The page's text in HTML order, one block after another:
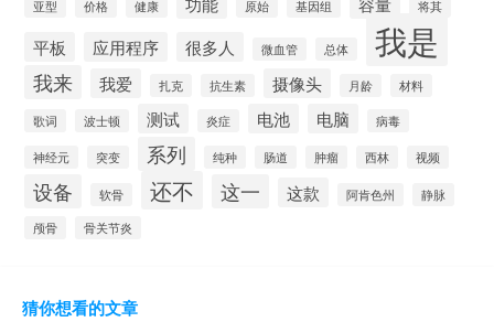
亚型 价格 健康 原始 基因组 将其
平板 应用程序 很多人 微血管 总体 我是
我来 我爱 扎克 抗生素 摄像头 月龄 材料
歌词 波士顿 测试 炎症 电池 电脑 病毒
神经元 突变 系列 纯种 肠道 肿瘤 西林 视频
设备 软骨 还不 这一 这款 阿肯色州
静脉
颅骨
骨关节炎
猜你想看的文章